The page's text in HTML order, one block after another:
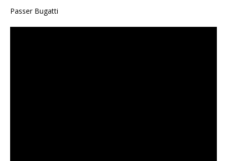
Passer Bugatti